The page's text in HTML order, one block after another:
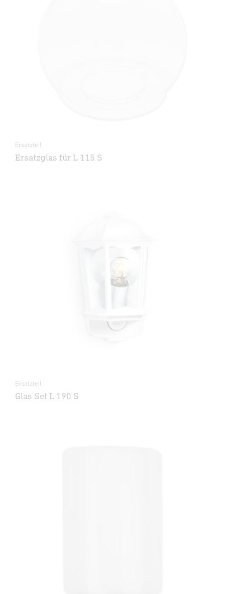
Ersatzteil
Ersatzglas für L 115 S
Ersatzteil
Glas Set L 190 S